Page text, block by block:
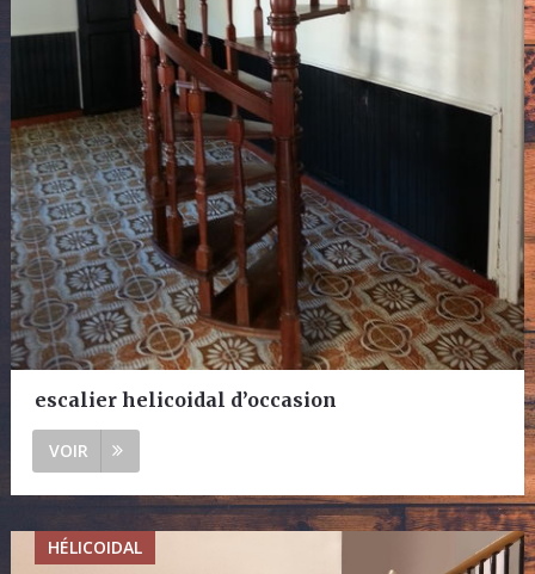
escalier helicoidal d’occasion
VOIR
HÉLICOIDAL